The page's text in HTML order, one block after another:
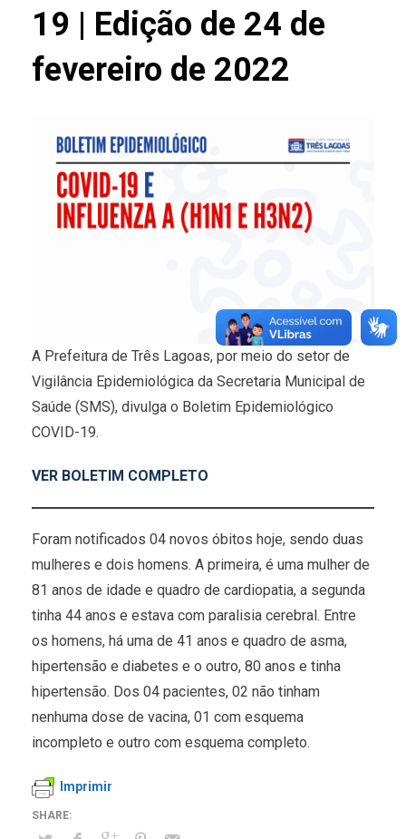
19 | Edição de 24 de
fevereiro de 2022
A Prefeitura de Três Lagoas, por meio do setor de
Vigilância Epidemiológica da Secretaria Municipal de
Saúde (SMS), divulga o Boletim Epidemiológico
COVID-19.
VER BOLETIM COMPLETO
Foram notificados 04 novos óbitos hoje, sendo duas
mulheres e dois homens. A primeira, é uma mulher de
81 anos de idade e quadro de cardiopatia, a segunda
tinha 44 anos e estava com paralisia cerebral. Entre
os homens, há uma de 41 anos e quadro de asma,
hipertensão e diabetes e o outro, 80 anos e tinha
hipertensão. Dos 04 pacientes, 02 não tinham
nenhuma dose de vacina, 01 com esquema
incompleto e outro com esquema completo.
Imprimir